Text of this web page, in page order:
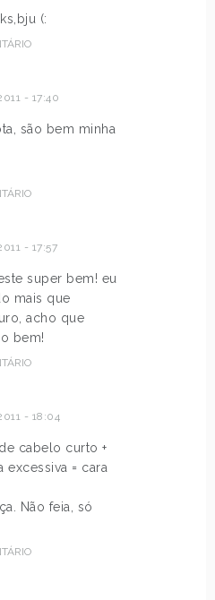
(:
- 17:40
são bem minha
- 17:57
super bem! eu
mais que
acho que
bem!
- 18:04
cabelo curto +
excessiva = cara
Não feia, só